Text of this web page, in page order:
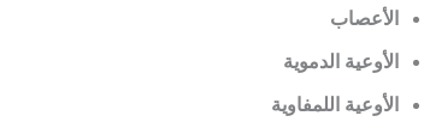
الأعصاب
الأوعية الدموية
الأوعية اللمفاوية